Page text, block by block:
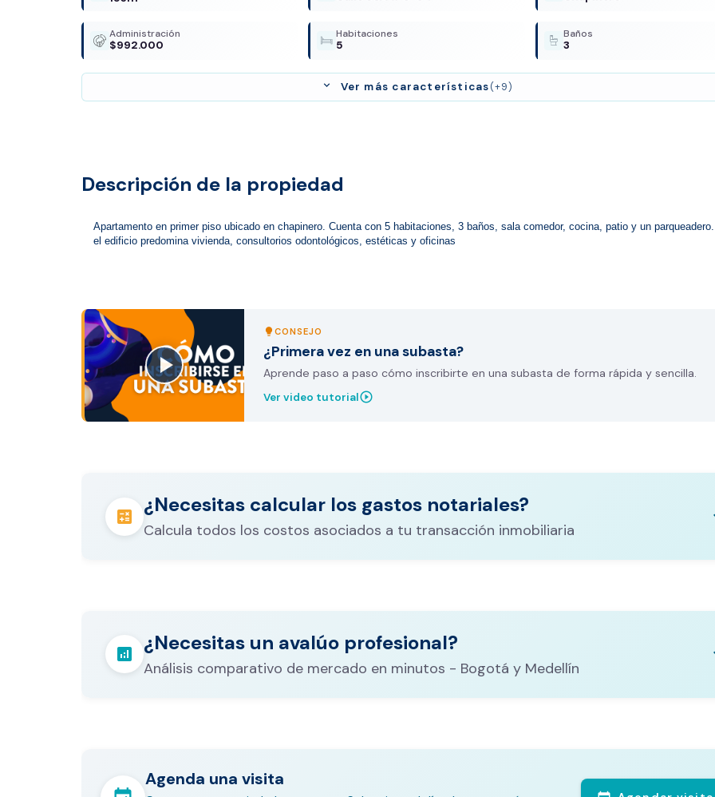
Administración
$992.000
Habitaciones
5
Baños
3
expand_more Ver más características(+9)
Descripción de la propiedad
Apartamento en primer piso ubicado en chapinero. Cuenta con 5 habitaciones, 3 baños, sala comedor, cocina, patio y un
el edificio predomina vivienda, consultorios odontológicos, estéticas y oficinas
lightbulb CONSEJO
¿Primera vez en una subasta?
Aprende paso a paso cómo inscribirte en una subasta de forma rápida y sencilla.
Ver video tutorialplay_circle_outline
calculate ¿Necesitas calcular los gastos notariales?
Calcula todos los costos asociados a tu transacción inmobiliaria
Los gastos notariales incluyen escrituración,
legales que varían según el valor del
inmueble.
CALCULADORA DE GASTOS NOTARIALES
analytics ¿Necesitas un avalúo profesional?
Análisis comparativo de mercado en minutos - Bogotá y Medellín
Agenda una visita